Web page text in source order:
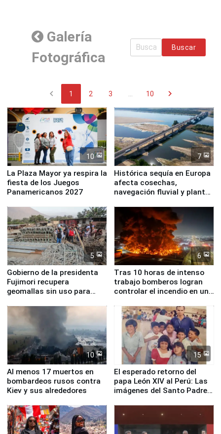
Galería
Fotográfica
Buscar
chevron_left 1 2 3 10 chevron_right
10
La Plaza Mayor ya respira la
fiesta de los Juegos
Panamericanos 2027
7
Histórica sequía en Europa
afecta cosechas,
navegación fluvial y plantas
5
Gobierno de la presidenta
Fujimori recupera
geomallas sin uso para
Fenómeno El Niño
6
Tras 10 horas de intenso
trabajo bomberos logran
controlar el incendio en una
de Chile
10
Al menos 17 muertos en
bombardeos rusos contra
Kiev y sus alrededores
15
El esperado retorno del
papa León XIV al Perú: Las
imágenes del Santo Padre